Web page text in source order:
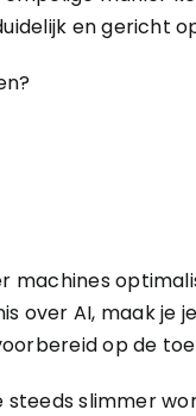
en gericht
machines
over AI, maak je
op de
slimmer